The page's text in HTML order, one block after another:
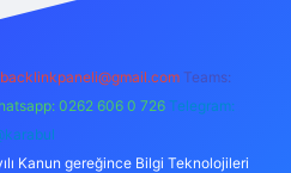
backlinkpaneli@gmail.com Teams:
0262 606 0 726 Telegram:
Kanun gereğince Bilgi Teknolojileri